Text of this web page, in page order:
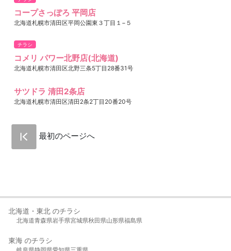
コープさっぽろ 平岡店
北海道札幌市清田区平岡公園東３丁目１−５
チラシ
コメリ パワー北野店(北海道)
北海道札幌市清田区北野三条5丁目28番31号
サツドラ 清田2条店
北海道札幌市清田区清田2条2丁目20番20号
最初のページへ
北海道・東北 のチラシ
北海道青森県岩手県宮城県秋田県山形県福島県
東海 のチラシ